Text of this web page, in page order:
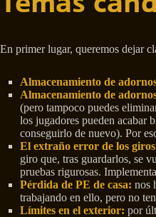
En primer lugar, queremos dejar
Almacenamiento de
Almacenamiento de
(pero tampoco puedes
los jugadores pueden acabar
conseguirlo de nuevo). Por
El extraño error de los
giro que, tras guardarlos, se
pruebas rigurosas.
Pérdida de PE de casa: nos
trabajando en ello, pero no
Límites en el exterior: por